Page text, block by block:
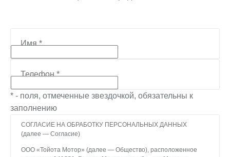
Имя*
Телефон*
* - поля, отмеченные звездочкой, обязательны к
заполнению
СОГЛАСИЕ НА ОБРАБОТКУ ПЕРСОНАЛЬНЫХ ДАННЫХ
(далее — Согласие)
ООО «Тойота Мотор» (далее — Общество), расположенное